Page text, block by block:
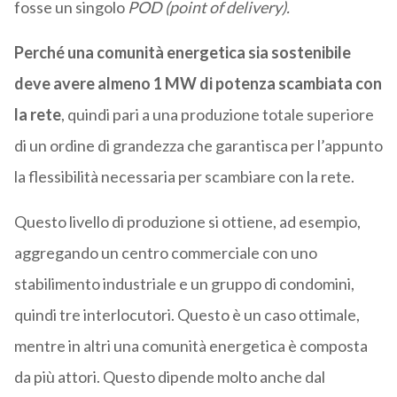
fosse un singolo POD (point of delivery).
Perché una comunità energetica sia sostenibile
deve avere almeno 1 MW di potenza scambiata con
la rete, quindi pari a una produzione totale superiore
di un ordine di grandezza che garantisca per l’appunto
la flessibilità necessaria per scambiare con la rete.
Questo livello di produzione si ottiene, ad esempio,
aggregando un centro commerciale con uno
stabilimento industriale e un gruppo di condomini,
quindi tre interlocutori. Questo è un caso ottimale,
mentre in altri una comunità energetica è composta
da più attori. Questo dipende molto anche dal